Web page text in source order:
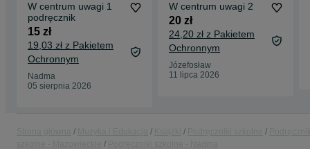
W centrum uwagi 1
podręcznik
15 zł
19,03 zł z Pakietem
Ochronnym
Nadma
05 sierpnia 2026
W centrum uwagi 2
20 zł
24,20 zł z Pakietem
Ochronnym
Józefosław
11 lipca 2026